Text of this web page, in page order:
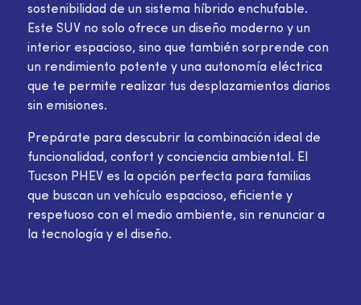
sostenibilidad de un sistema híbrido enchufable.
Este SUV no solo ofrece un diseño moderno y un
interior espacioso, sino que también sorprende con
un rendimiento potente y una autonomía eléctrica
que te permite realizar tus desplazamientos diarios
sin emisiones.
Prepárate para descubrir la combinación ideal de
funcionalidad, confort y conciencia ambiental. El
Tucson PHEV es la opción perfecta para familias
que buscan un vehículo espacioso, eficiente y
respetuoso con el medio ambiente, sin renunciar a
la tecnología y el diseño.